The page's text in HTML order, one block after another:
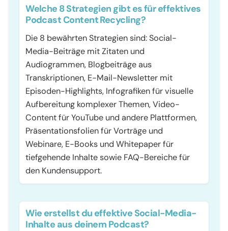
Welche 8 Strategien gibt es für effektives
Podcast Content Recycling?
Die 8 bewährten Strategien sind: Social-
Media-Beiträge mit Zitaten und
Audiogrammen, Blogbeiträge aus
Transkriptionen, E-Mail-Newsletter mit
Episoden-Highlights, Infografiken für visuelle
Aufbereitung komplexer Themen, Video-
Content für YouTube und andere Plattformen,
Präsentationsfolien für Vorträge und
Webinare, E-Books und Whitepaper für
tiefgehende Inhalte sowie FAQ-Bereiche für
den Kundensupport.
Wie erstellst du effektive Social-Media-
Inhalte aus deinem Podcast?